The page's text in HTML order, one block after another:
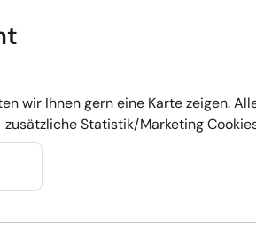
wir Ihnen gern eine Karte zeigen.
zusätzliche Statistik/Marketing